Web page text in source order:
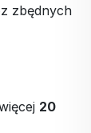
zbędnych
20